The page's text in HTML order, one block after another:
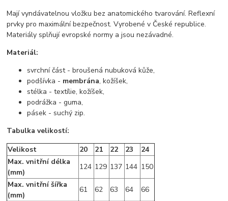
Mají vyndávatelnou vložku bez anatomického tvarování. Reflexní
prvky pro maximální bezpečnost. Vyrobené v České republice.
Materiály splňují evropské normy a jsou nezávadné.
Materiál:
svrchní část - broušená nubuková kůže,
podšívka - membrána, kožíšek,
stélka - textílie, kožíšek,
podrážka - guma,
pásek - suchý zip.
Tabulka velikostí:
Velikost
20 21 22 23
24
Max. vnitřní délka
(mm)
124 129 137 144 150
Max. vnitřní šířka
(mm)
61 62 63 64
66